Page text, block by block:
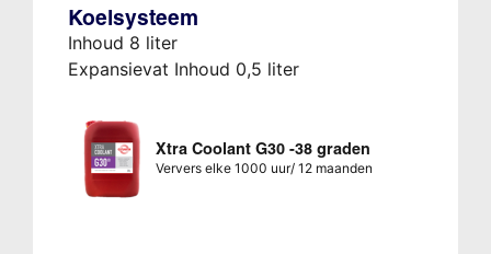
Koelsysteem
Inhoud 8 liter
Expansievat Inhoud 0,5 liter
Xtra Coolant G30 -38 graden
Ververs elke 1000 uur/ 12 maanden